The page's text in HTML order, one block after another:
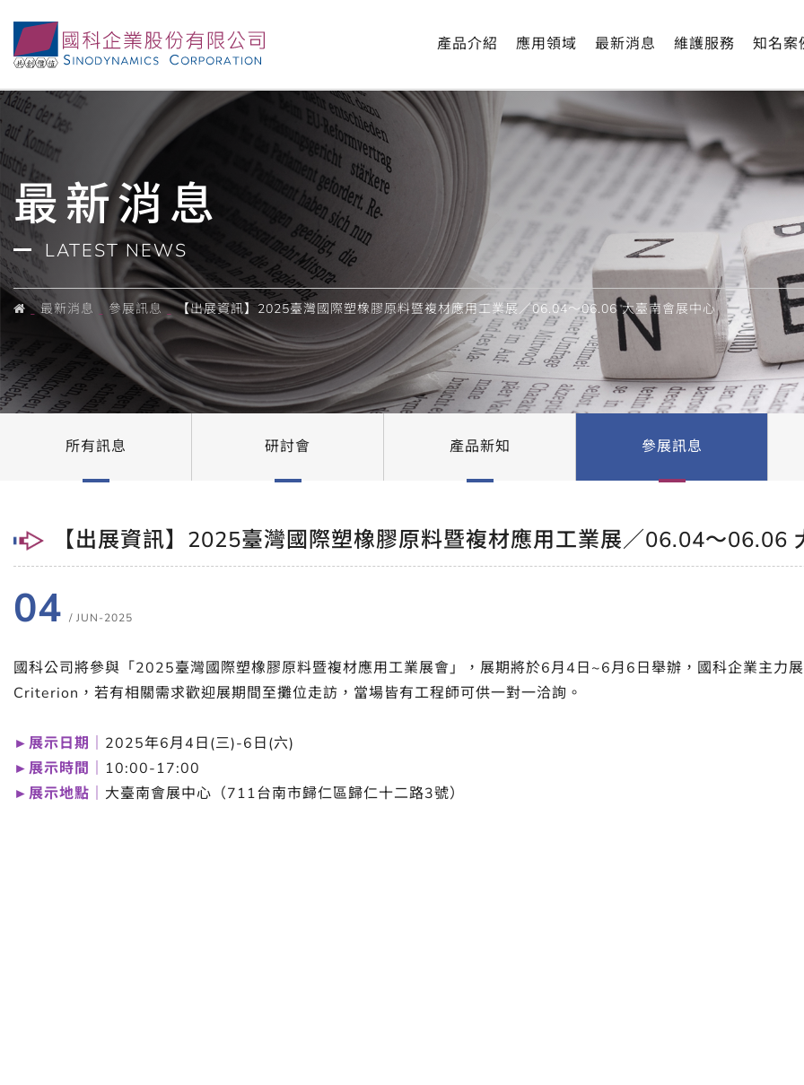
產品介紹 應用領域 最新消息 維護服務 知名案
最新消息
LATEST NEWS
最新消息 參展訊息 【出展資訊】2025臺灣國際塑橡膠原料暨複材應用工業展／06.04～06.06 大臺南會展中心
所有訊息 研討會 產品新知 參展訊息
【出展資訊】2025臺灣國際塑橡膠原料暨複材應用工業展／06.04～06.06
04 / JUN-2025
國科公司將參與「2025臺灣國際塑橡膠原料暨複材應用工業展會」，展期將於6月4日~6月6日舉辦，國科企業主力
Criterion，若有相關需求歡迎展期間至攤位走訪，當場皆有工程師可供一對一洽詢。
►展示日期｜ 2025年6月4日(三)-6日(六)
►展示時間｜ 10:00-17:00
►展示地點｜ 大臺南會展中心（711台南市歸仁區歸仁十二路3號）